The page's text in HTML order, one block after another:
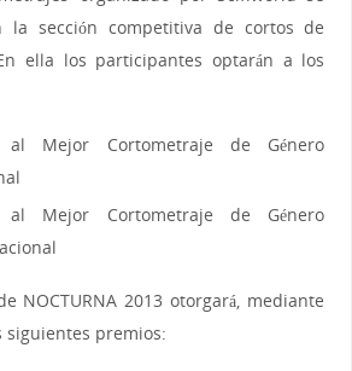
la sección competitiva de cortos de
ella los participantes optarán a los
al Mejor Cortometraje de Género
al Mejor Cortometraje de Género
NOCTURNA 2013 otorgará, mediante
siguientes premios: